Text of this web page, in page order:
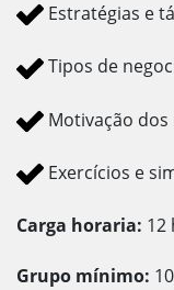
Estratégias e
Tipos de
Motivação
Exercícios e
Carga horaria: 12
Grupo mínimo: